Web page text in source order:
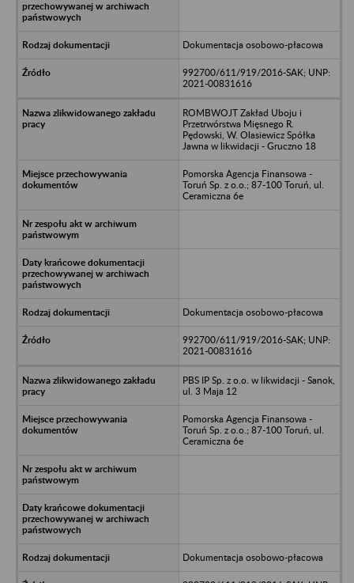
Dokumentacja osobowo-płacowa
992700/611/919/2016-SAK; UNP:
2021-00831616
ROMBWOJT Zakład Uboju i
Przetrwórstwa Mięsnego R.
Pędowski, W. Olasiewicz Spółka
Jawna w likwidacji - Gruczno 18
Pomorska Agencja Finansowa -
Toruń Sp. z o.o.; 87-100 Toruń, ul.
Ceramiczna 6e
Dokumentacja osobowo-płacowa
992700/611/919/2016-SAK; UNP:
2021-00831616
PBS IP Sp. z o.o. w likwidacji - Sanok,
ul. 3 Maja 12
Pomorska Agencja Finansowa -
Toruń Sp. z o.o.; 87-100 Toruń, ul.
Ceramiczna 6e
Dokumentacja osobowo-płacowa